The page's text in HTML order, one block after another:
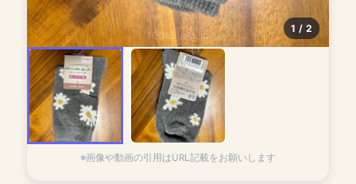
100kinlab.jp
1 / 2
※画像や動画の引用はURL記載をお願いします